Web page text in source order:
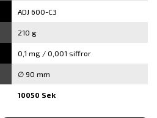
ADJ 600-C3
210 g
0,1 mg / 0,001 siffror
∅ 90 mm
10050 Sek